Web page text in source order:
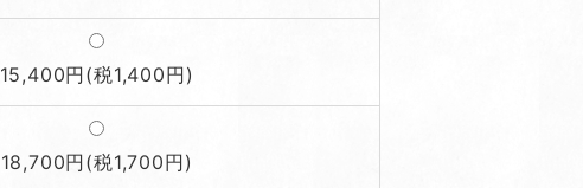
15,400円(税1,400円)
18,700円(税1,700円)